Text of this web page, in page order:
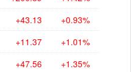
+43.13 +0.93%
+11.37 +1.01%
+47.56 +1.35%